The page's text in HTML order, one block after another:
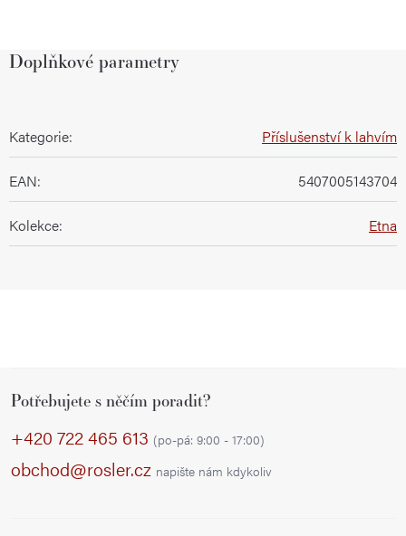
Doplňkové parametry
Kategorie: Příslušenství k lahvím
EAN: 5407005143704
Kolekce: Etna
Potřebujete s něčím poradit?
+420 722 465 613 (po-pá: 9:00 - 17:00)
obchod@rosler.cz napište nám kdykoliv